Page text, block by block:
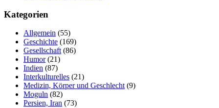
Kategorien
Allgemein (55)
Geschichte (169)
Gesellschaft (86)
Humor(21)
Indien (87)
Interkulturelles (21)
Medizin, Körper und Geschlecht (9)
Moguln (82)
Persien, Iran (73)